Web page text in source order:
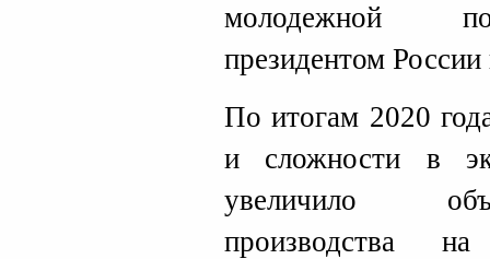
молодежной
президентом России
По итогам 2020
и сложности в
увеличило
производства